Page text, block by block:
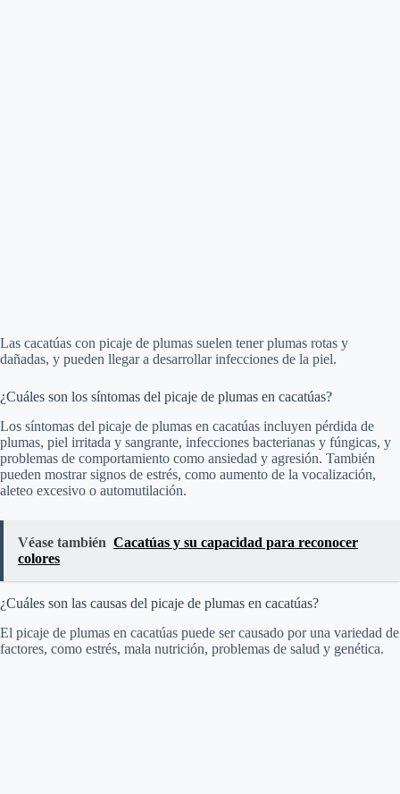
Las cacatúas con picaje de plumas suelen tener plumas rotas y
dañadas, y pueden llegar a desarrollar infecciones de la piel.
¿Cuáles son los síntomas del picaje de plumas en cacatúas?
Los síntomas del picaje de plumas en cacatúas incluyen pérdida de
plumas, piel irritada y sangrante, infecciones bacterianas y fúngicas, y
problemas de comportamiento como ansiedad y agresión. También
pueden mostrar signos de estrés, como aumento de la vocalización,
aleteo excesivo o automutilación.
Véase también Cacatúas y su capacidad para reconocer
colores
¿Cuáles son las causas del picaje de plumas en cacatúas?
El picaje de plumas en cacatúas puede ser causado por una variedad de
factores, como estrés, mala nutrición, problemas de salud y genética.